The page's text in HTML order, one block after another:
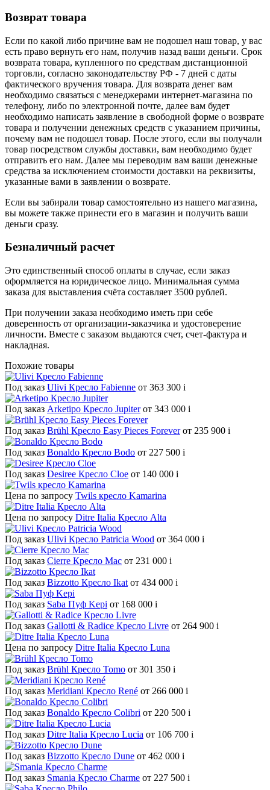
Возврат товара
Если по какой либо причине вам не подошел наш товар, у вас
есть право вернуть его нам, получив назад ваши деньги. Срок
возврата товара, купленного по средствам дистанционной
торговли, согласно законодательству РФ - 7 дней с даты
фактического вручения товара. Для возврата денег вам
необходимо связаться с менеджерами интернет-магазина по
телефону, либо по электронной почте, далее вам будет
необходимо написать заявление в свободной форме о возврате
товара и получении денежных средств с указанием причины,
почему вам не подошел товар. После этого, если вы получали
товар посредством службы доставки, вам необходимо будет
отправить его нам. Далее мы переводим вам ваши денежные
средства за исключением стоимости доставки на реквизиты,
указанные вами в заявлении о возврате.
Если вы забирали товар самостоятельно из нашего магазина,
вы можете также принести его в магазин и получить ваши
деньги сразу.
Безналичный расчет
Это единственный способ оплаты в случае, если заказ
оформляется на юридическое лицо. Минимальная сумма
заказа для выставления счёта составляет 3500 рублей.
При получении заказа необходимо иметь при себе
доверенность от организации-заказчика и удостоверение
личности. Вместе с заказом выдаются счет, счет-фактура и
накладная.
Похожие товары
Под заказ Ulivi Кресло Fabienne от 363 300 i
Под заказ Arketipo Кресло Jupiter от 343 000 i
Под заказ Brühl Кресло Easy Pieces Forever от 235 900 i
Под заказ Bonaldo Кресло Bodo от 227 500 i
Под заказ Desiree Кресло Cloe от 140 000 i
Цена по запросу Twils кресло Kamarina
Цена по запросу Ditre Italia Кресло Alta
Под заказ Ulivi Кресло Patricia Wood от 364 000 i
Под заказ Cierre Кресло Mac от 231 000 i
Под заказ Bizzotto Кресло Ikat от 434 000 i
Под заказ Saba Пуф Kepi от 168 000 i
Под заказ Gallotti & Radice Кресло Livre от 264 900 i
Цена по запросу Ditre Italia Кресло Luna
Под заказ Brühl Кресло Tomo от 301 350 i
Под заказ Meridiani Кресло René от 266 000 i
Под заказ Bonaldo Кресло Colibri от 220 500 i
Под заказ Ditre Italia Кресло Lucia от 106 700 i
Под заказ Bizzotto Кресло Dune от 462 000 i
Под заказ Smania Кресло Charme от 227 500 i